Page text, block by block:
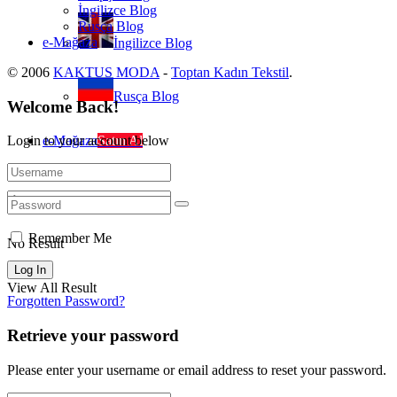
İngilizce Blog
Rusça Blog
e-MağazaSatın Al
No Result
View All Result
İngilizce Blog
Rusça Blog
e-Mağaza
© 2006 KAKTUS MODA - Toptan Kadın Tekstil.
Welcome Back!
Login to your account below
Remember Me
Forgotten Password?
Retrieve your password
Please enter your username or email address to reset your password.